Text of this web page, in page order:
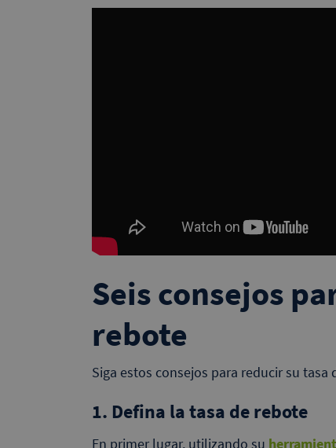
Seis consejos
rebote
Siga estos consejos para reducir su tasa
1. Defina la tasa de rebote
En primer lugar, utilizando su